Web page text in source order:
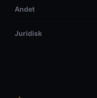
Andet
Juridisk